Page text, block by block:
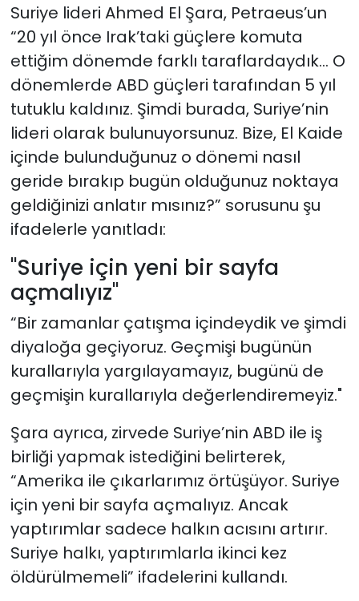
Suriye lideri Ahmed El Şara, Petraeus’un
“20 yıl önce Irak’taki güçlere komuta
ettiğim dönemde farklı taraflardaydık… O
dönemlerde ABD güçleri tarafından 5 yıl
tutuklu kaldınız. Şimdi burada, Suriye’nin
lideri olarak bulunuyorsunuz. Bize, El Kaide
içinde bulunduğunuz o dönemi nasıl
geride bırakıp bugün olduğunuz noktaya
geldiğinizi anlatır mısınız?” sorusunu şu
ifadelerle yanıtladı:
"Suriye için yeni bir sayfa
açmalıyız"
“Bir zamanlar çatışma içindeydik ve şimdi
diyaloğa geçiyoruz. Geçmişi bugünün
kurallarıyla yargılayamayız, bugünü de
geçmişin kurallarıyla değerlendiremeyiz."
Şara ayrıca, zirvede Suriye’nin ABD ile iş
birliği yapmak istediğini belirterek,
“Amerika ile çıkarlarımız örtüşüyor. Suriye
için yeni bir sayfa açmalıyız. Ancak
yaptırımlar sadece halkın acısını artırır.
Suriye halkı, yaptırımlarla ikinci kez
öldürülmemeli” ifadelerini kullandı.